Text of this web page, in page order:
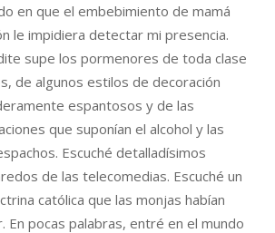
en que el embebimiento de mamá
le impidiera detectar mi presencia.
supe los pormenores de toda clase
de algunos estilos de decoración
espantosos y de las
que suponían el alcohol y las
Escuché detalladísimos
de las telecomedias. Escuché un
católica que las monjas habían
En pocas palabras, entré en el mundo